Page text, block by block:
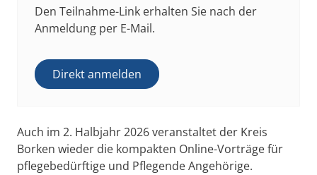
Den Teilnahme-Link erhalten Sie nach der
Anmeldung per E-Mail.
Direkt anmelden
Auch im 2. Halbjahr 2026 veranstaltet der Kreis
Borken wieder die kompakten Online-Vorträge für
pflegebedürftige und Pflegende Angehörige.